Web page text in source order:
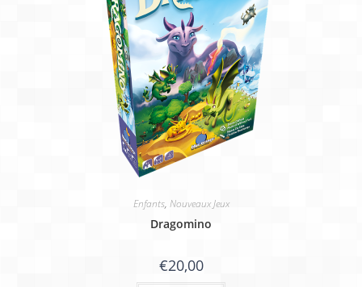
Enfants, Nouveaux Jeux
Dragomino
€20,00